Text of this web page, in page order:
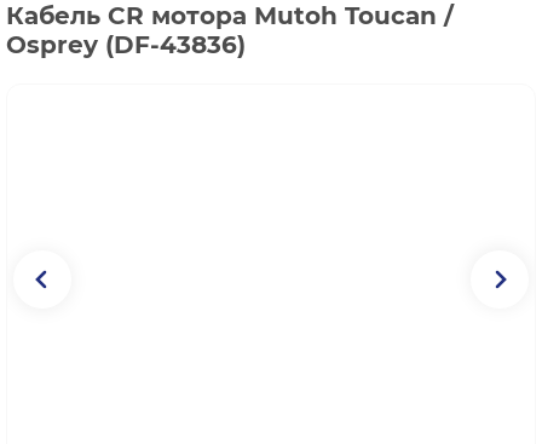
Кабель CR мотора Mutoh Toucan /
Osprey (DF-43836)